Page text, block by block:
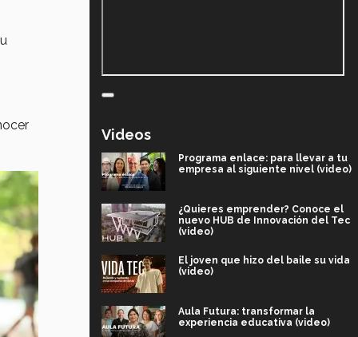
Videos
Programa enlace: para llevar a tu
empresa al siguiente nivel (video)
¿Quieres emprender? Conoce el
nuevo HUB de Innovación del Tec
(video)
El joven que hizo del baile su vida
(video)
Aula Futura: transformar la
experiencia educativa (video)